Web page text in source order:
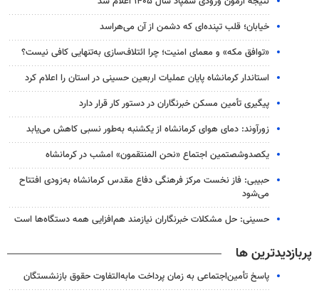
خیابان؛ قلب تپنده‌ای که دشمن از آن می‌هراسد
«توافق مکه» و معمای امنیت؛ چرا ائتلاف‌سازی به‌تنهایی کافی نیست؟
استاندار کرمانشاه پایان عملیات اربعین حسینی در استان را اعلام کرد
پیگیری تأمین مسکن خبرنگاران در دستور کار قرار دارد
زورآوند: دمای هوای کرمانشاه از یکشنبه به‌طور نسبی کاهش می‌یابد
یکصدوشصتمین اجتماع «نحن المنتقمون» امشب در کرمانشاه
حبیبی: فاز نخست مرکز فرهنگی دفاع مقدس کرمانشاه به‌زودی افتتاح
می‌شود
حسینی: حل مشکلات خبرنگاران نیازمند هم‌افزایی همه دستگاه‌ها است
پربازدیدترین ها
پاسخ تأمین‌اجتماعی به زمان پرداخت مابه‌التفاوت حقوق بازنشستگان